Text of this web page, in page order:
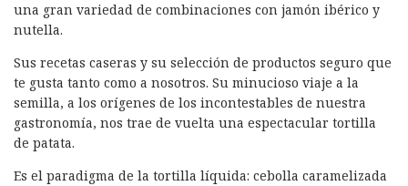
una gran variedad de combinaciones con jamón ibérico y
nutella.
Sus recetas caseras y su selección de productos seguro que
te gusta tanto como a nosotros. Su minucioso viaje a la
semilla, a los orígenes de los incontestables de nuestra
gastronomía, nos trae de vuelta una espectacular tortilla
de patata.
Es el paradigma de la tortilla líquida: cebolla caramelizada